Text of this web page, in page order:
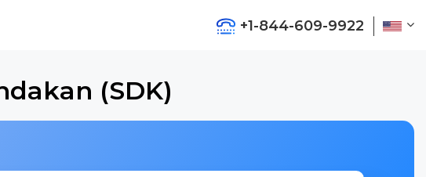
+1-844-609-9922
(SDK)